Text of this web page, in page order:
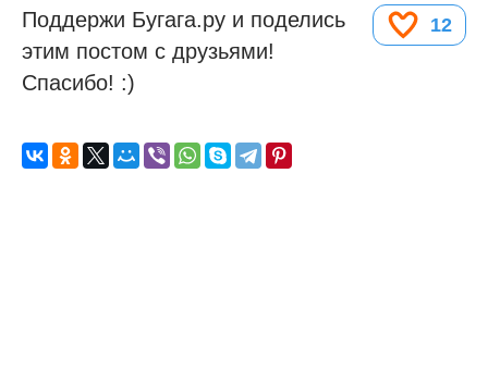
12
Поддержи Бугага.ру и поделись
этим постом с друзьями!
Спасибо! :)